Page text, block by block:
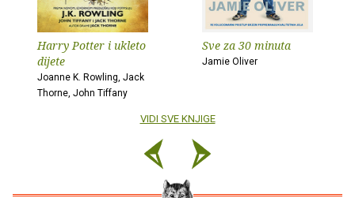
Harry Potter i ukleto
dijete
Joanne K. Rowling, Jack
Thorne, John Tiffany
Sve za 30 minuta
Jamie Oliver
VIDI SVE KNJIGE